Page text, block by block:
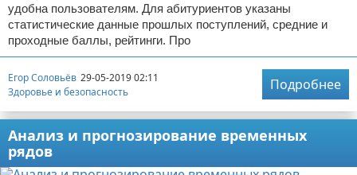
удобна пользователям. Для абитуриентов указаны
статистические данные прошлых поступлений, средние и
проходные баллы, рейтинги. Про
Егор Соловьёв 29-05-2019 02:11
Здоровье и безопасность
Подробнее
Анализ и прогнозирование временных
рядов